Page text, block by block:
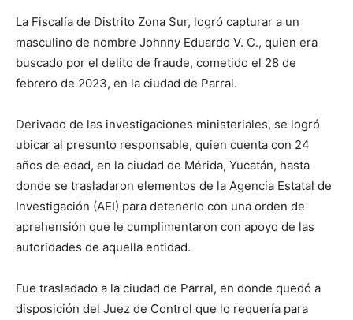
La Fiscalía de Distrito Zona Sur, logró capturar a un
masculino de nombre Johnny Eduardo V. C., quien era
buscado por el delito de fraude, cometido el 28 de
febrero de 2023, en la ciudad de Parral.
Derivado de las investigaciones ministeriales, se logró
ubicar al presunto responsable, quien cuenta con 24
años de edad, en la ciudad de Mérida, Yucatán, hasta
donde se trasladaron elementos de la Agencia Estatal de
Investigación (AEI) para detenerlo con una orden de
aprehensión que le cumplimentaron con apoyo de las
autoridades de aquella entidad.
Fue trasladado a la ciudad de Parral, en donde quedó a
disposición del Juez de Control que lo requería para